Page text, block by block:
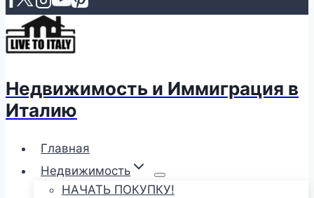
Недвижимость и Иммиграция в
Италию
Главная
Недвижимость
НАЧАТЬ ПОКУПКУ!